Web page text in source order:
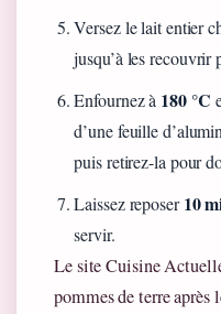
Versez le lait entier
jusqu’à les recouvrir
Enfournez à 180 °C
d’une feuille
puis retirez-la pour
Laissez reposer10
servir.
Le site Cuisine
pommes de terre après